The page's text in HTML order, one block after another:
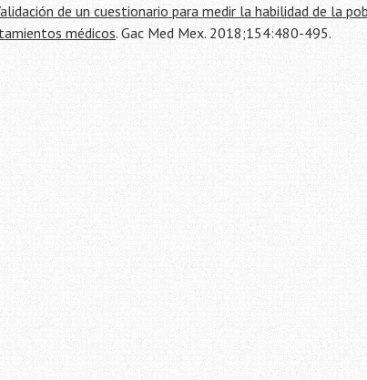
de un cuestionario para medir la habilidad de la
médicos. Gac Med Mex. 2018;154:480-495.